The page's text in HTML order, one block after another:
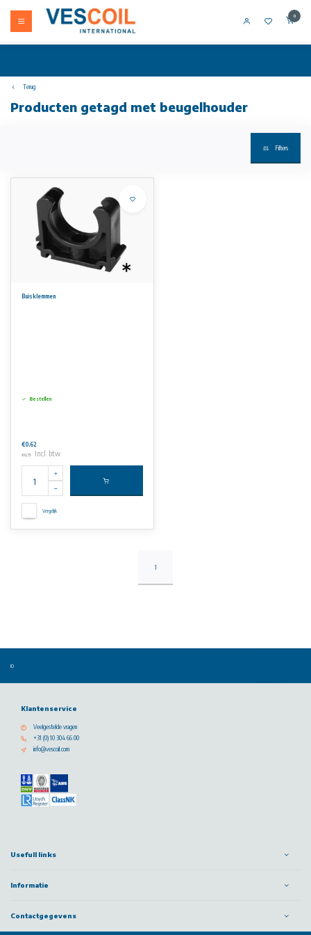
0
Terug
Producten getagd met beugelhouder
Filters
Buisklemmen
Bestellen
€0,62
€0,75 Incl. btw
Vergelijk
1
Klantenservice
Veelgestelde vragen
+31 (0) 10 304 66 00
info@vescoil.com
Usefull links
Informatie
Contactgegevens